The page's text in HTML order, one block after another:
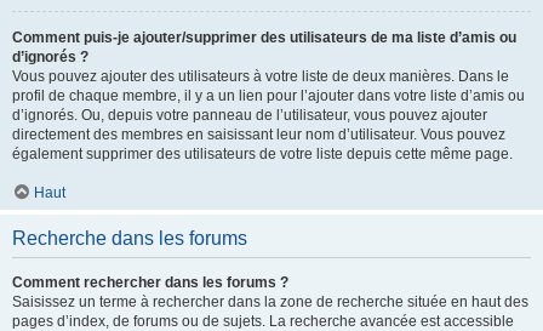
Comment puis-je ajouter/supprimer des utilisateurs de ma liste d’amis ou
d’ignorés ?
Vous pouvez ajouter des utilisateurs à votre liste de deux manières. Dans le
profil de chaque membre, il y a un lien pour l’ajouter dans votre liste d’amis ou
d’ignorés. Ou, depuis votre panneau de l’utilisateur, vous pouvez ajouter
directement des membres en saisissant leur nom d’utilisateur. Vous pouvez
également supprimer des utilisateurs de votre liste depuis cette même page.
Haut
Recherche dans les forums
Comment rechercher dans les forums ?
Saisissez un terme à rechercher dans la zone de recherche située en haut des
pages d’index, de forums ou de sujets. La recherche avancée est accessible